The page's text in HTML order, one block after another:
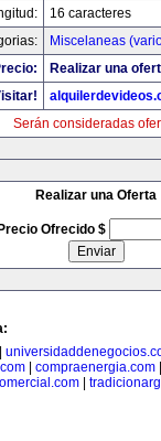
16 caracteres
Miscelaneas
Realizar una
Serán consideradas
Realizar una Oferta
Precio Ofrecido $
| compraenergia.com